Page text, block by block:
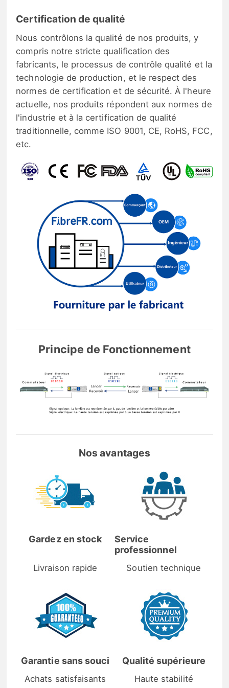
Certification de qualité
Nous contrôlons la qualité de nos produits, y
compris notre stricte qualification des
fabricants, le processus de contrôle qualité et la
technologie de production, et le respect des
normes de certification et de sécurité. À l'heure
actuelle, nos produits répondent aux normes de
l'industrie et à la certification de qualité
traditionnelle, comme ISO 9001, CE, RoHS, FCC,
etc.
Principe de Fonctionnement
Nos avantages
Gardez en stock
Livraison rapide
Service
professionnel
Soutien technique
Garantie sans souci
Achats satisfaisants
Qualité supérieure
Haute stabilité